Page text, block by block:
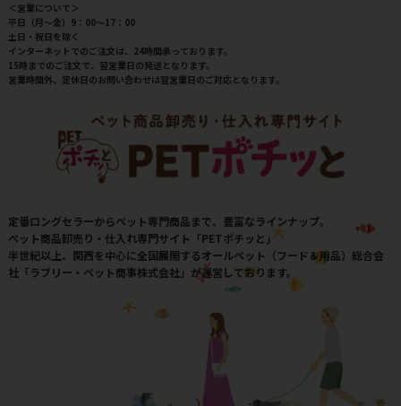
＜営業について＞
平日（月～金）9：00～17：00
土日・祝日を除く
インターネットでのご注文は、24時間承っております。
15時までのご注文で、翌営業日の発送となります。
営業時間外、定休日のお問い合わせは翌営業日のご対応となります。
定番ロングセラーからペット専門商品まで、豊富なラインナップ。
ペット商品卸売り・仕入れ専門サイト「PETポチッと」
半世紀以上、関西を中心に全国展開するオールペット（フード＆用品）総合会
社「ラブリー・ペット商事株式会社」が運営しております。